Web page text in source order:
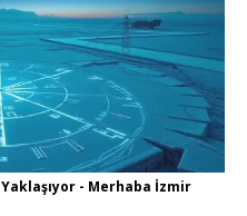
- Merhaba İzmir